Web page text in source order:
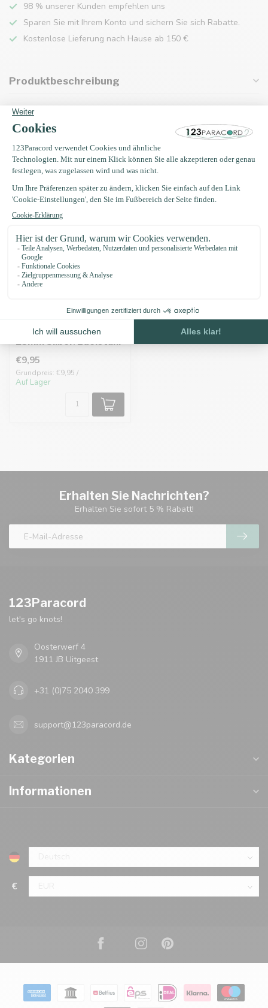
98 % unserer Kunden empfehlen uns
Sparen Sie mit Ihrem Konto und sichern Sie sich Rabatte.
Kostenlose Lieferung nach Hause ab 150 €
Produktbeschreibung
Eigenschaften
Zuletzt angesehen
Biothane adapter
25MM Silber/Edelstahl
€9,95
Grundpreis: €9,95 /
Auf Lager
Erhalten Sie Nachrichten?
Erhalten Sie sofort 5 % Rabatt!
123Paracord
let's go knots!
Oosterwerf 4
1911 JB Uitgeest
+31 (0)75 2040 399
support@123paracord.de
Kategorien
Informationen
€